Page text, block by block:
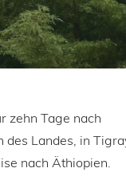
zehn Tage nach
Landes, in
nach Äthiopien.